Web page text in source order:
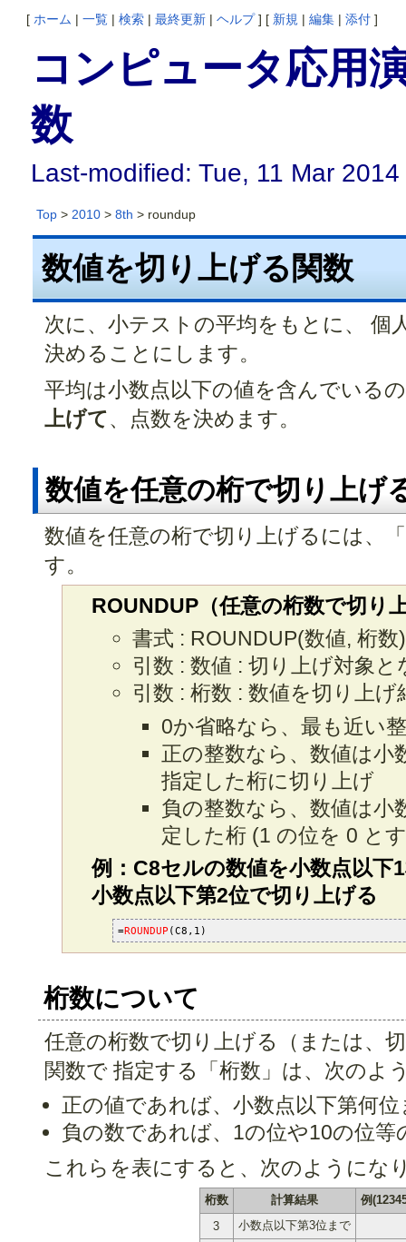
[ ホーム | 一覧 | 検索 | 最終更新 | ヘルプ] [ 新規 | 編集 | 添付 ]
コンピュータ応用
数
Last-modified: Tue, 11 Mar
Top> 2010> 8th > roundup
数値を切り上げる関数
次に、小テストの平均をもとに、 個
決めることにします。
平均は小数点以下の値を含んでいる
上げて、点数を決めます。
数値を任意の桁で切り上げ
数値を任意の桁で切り上げるには、「
す。
ROUNDUP（任意の桁数で切り
書式 : ROUNDUP(数値, 桁数)
引数 : 数値 : 切り上げ対象と
引数 : 桁数 : 数値を切り上げ
0か省略なら、最も近い
正の整数なら、数値は小
指定した桁に切り上げ
負の整数なら、数値は小
定した桁 (1 の位を 0 と
例：C8セルの数値を小数点以下
小数点以下第2位で切り上げる
=ROUNDUP (C8,1)
桁数について
任意の桁数で切り上げる（または、
関数で 指定する「桁数」は、次のよ
正の値であれば、小数点以下第何
負の数であれば、1の位や10の位
これらを表にすると、次のようにな
桁数 計算結果
例
3
小数点以下第3位まで